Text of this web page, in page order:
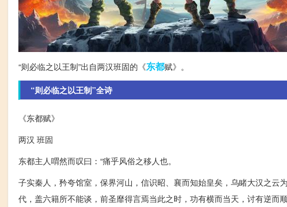
“则必临之以王制”出自两汉班固的《东都赋》。
“则必临之以王制”全诗
《东都赋》
两汉 班固
东都主人喟然而叹曰：“痛乎风俗之移人也。
子实秦人，矜夸馆室，保界河山，信识昭、襄而知始皇矣，乌睹大汉之云
代，盖六籍所不能谈，前圣靡得言焉当此之时，功有横而当天，讨有逆而顺